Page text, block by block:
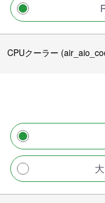
CPUクーラー